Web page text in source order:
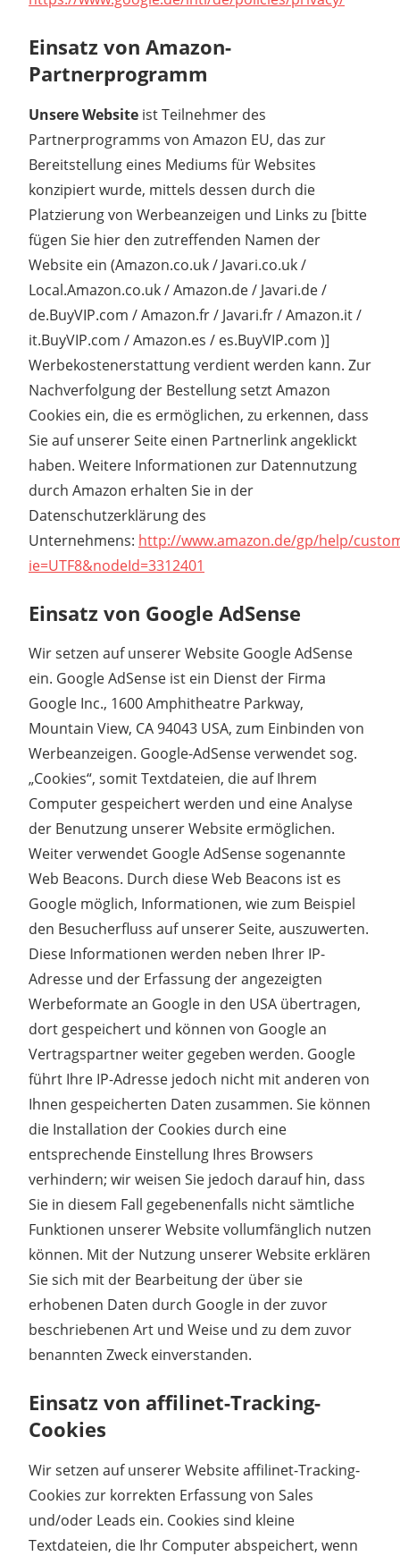
Einsatz von Amazon-
Partnerprogramm
Unsere Website ist Teilnehmer des
Partnerprogramms von Amazon EU, das zur
Bereitstellung eines Mediums für Websites
konzipiert wurde, mittels dessen durch die
Platzierung von Werbeanzeigen und Links zu [bitte
fügen Sie hier den zutreffenden Namen der
Website ein (Amazon.co.uk / Javari.co.uk /
Local.Amazon.co.uk / Amazon.de / Javari.de /
de.BuyVIP.com / Amazon.fr / Javari.fr / Amazon.it /
it.BuyVIP.com / Amazon.es / es.BuyVIP.com )]
Werbekostenerstattung verdient werden kann. Zur
Nachverfolgung der Bestellung setzt Amazon
Cookies ein, die es ermöglichen, zu erkennen, dass
Sie auf unserer Seite einen Partnerlink angeklickt
haben. Weitere Informationen zur Datennutzung
durch Amazon erhalten Sie in der
Datenschutzerklärung des
Unternehmens: http://www.amazon.de/gp/help/
ie=UTF8&nodeId=3312401
Einsatz von Google AdSense
Wir setzen auf unserer Website Google AdSense
ein. Google AdSense ist ein Dienst der Firma
Google Inc., 1600 Amphitheatre Parkway,
Mountain View, CA 94043 USA, zum Einbinden von
Werbeanzeigen. Google-AdSense verwendet sog.
„Cookies“, somit Textdateien, die auf Ihrem
Computer gespeichert werden und eine Analyse
der Benutzung unserer Website ermöglichen.
Weiter verwendet Google AdSense sogenannte
Web Beacons. Durch diese Web Beacons ist es
Google möglich, Informationen, wie zum Beispiel
den Besucherfluss auf unserer Seite, auszuwerten.
Diese Informationen werden neben Ihrer IP-
Adresse und der Erfassung der angezeigten
Werbeformate an Google in den USA übertragen,
dort gespeichert und können von Google an
Vertragspartner weiter gegeben werden. Google
führt Ihre IP-Adresse jedoch nicht mit anderen von
Ihnen gespeicherten Daten zusammen. Sie können
die Installation der Cookies durch eine
entsprechende Einstellung Ihres Browsers
verhindern; wir weisen Sie jedoch darauf hin, dass
Sie in diesem Fall gegebenenfalls nicht sämtliche
Funktionen unserer Website vollumfänglich nutzen
können. Mit der Nutzung unserer Website erklären
Sie sich mit der Bearbeitung der über sie
erhobenen Daten durch Google in der zuvor
beschriebenen Art und Weise und zu dem zuvor
benannten Zweck einverstanden.
Einsatz von affilinet-Tracking-
Cookies
Wir setzen auf unserer Website affilinet-Tracking-
Cookies zur korrekten Erfassung von Sales
und/oder Leads ein. Cookies sind kleine
Textdateien, die Ihr Computer abspeichert, wenn